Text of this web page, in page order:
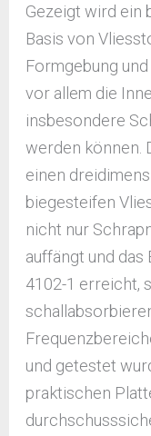
Gezeigt wird ein
Basis von
Formgebung
vor allem die
insbesondere
werden können.
einen
biegesteifen
nicht nur
auffängt und das
4102-1 erreicht,
und getestet
praktischen